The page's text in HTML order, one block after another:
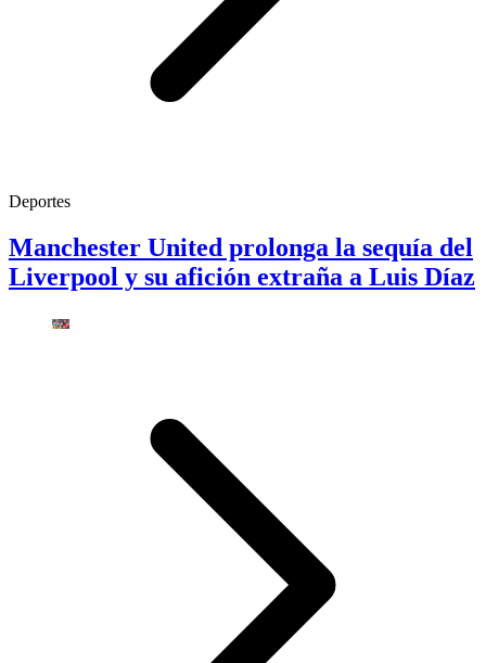
Deportes
Manchester United prolonga la sequía del
Liverpool y su afición extraña a Luis Díaz